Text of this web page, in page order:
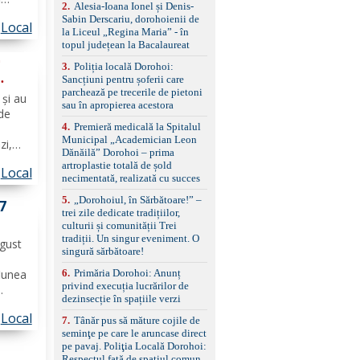
Local
au
Local
Local
schimbare bandă și
menținere bandă Faruri
bi-xenon adaptive cu
asistent fază lungă
automată , lumini de zi
LED, proiectoare ceață
LED, spălătoare faruri
față/spate, cameră
marșarier Keyless entry
& start, geamuri electrice
față/spate, oglinzi
electrice, încălzite și
rabatabile Sistem hands-
free, Bluetooth, USB
Sistem start/stop, frână
de parcare electrică,
anvelope vară runflat
filtru de particule,
standard Euro 6 Trapă
panoramică, geamuri
remorcare Bonus: -
Covorașe textile montate
pe mașină. -Ofer și un
2. Alesia-Ioana Ionel și Denis-
Sabin Derscariu, dorohoienii de
la Liceul „Regina Maria” - în
topul județean la Bacalaureat
3. Poliția locală Dorohoi:
Sancțiuni pentru șoferii care
parchează pe trecerile de pietoni
sau în apropierea acestora
4. Premieră medicală la Spitalul
Municipal „Academician Leon
Dănăilă” Dorohoi – prima
artroplastie totală de șold
necimentată, realizată cu succes
5.
„Dorohoiul, în Sărbătoare!” –
trei zile dedicate tradițiilor,
culturii și comunității Trei
tradiții. Un singur eveniment. O
singură sărbătoare!
6. Primăria Dorohoi: Anunț
privind execuția lucrărilor de
dezinsecție în spațiile verzi
7. Tânăr pus să măture cojile de
seminţe pe care le aruncase direct
pe pavaj. Poliţia Locală Dorohoi: